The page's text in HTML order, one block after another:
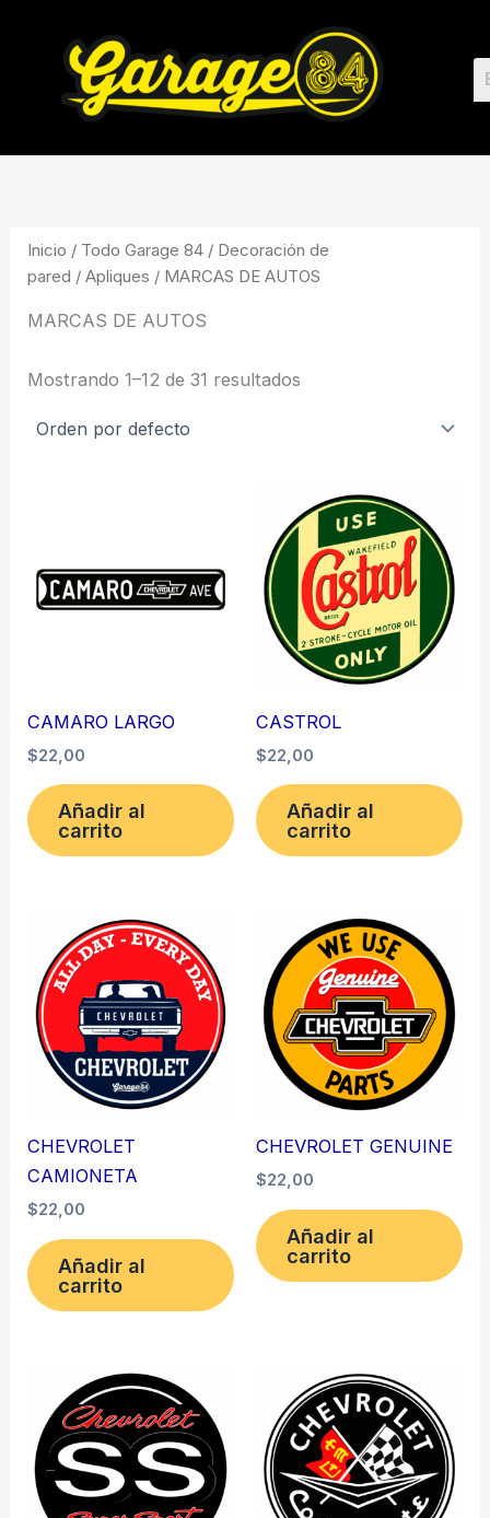
contenido
Inicio / Todo Garage 84 / Decoración de
pared /Apliques / MARCAS DE AUTOS
MARCAS DE AUTOS
Mostrando 1–12 de 31 resultados
CAMARO LARGO
$22,00
Añadir al
carrito
CASTROL
$22,00
Añadir al
carrito
CHEVROLET
CAMIONETA
$22,00
Añadir al
carrito
CHEVROLET GENUINE
$22,00
Añadir al
carrito